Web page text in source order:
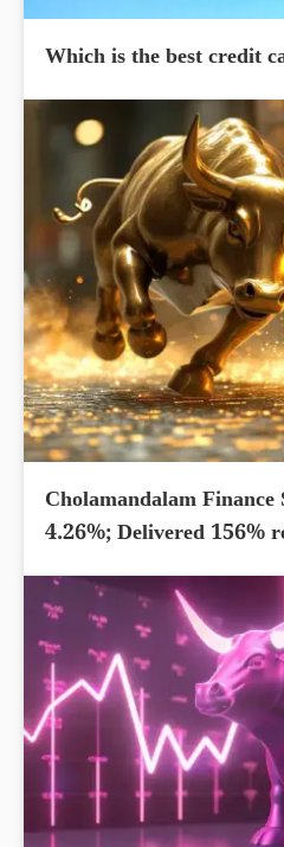
Which is the best credit
Cholamandalam
4.26%; Delivered 156%